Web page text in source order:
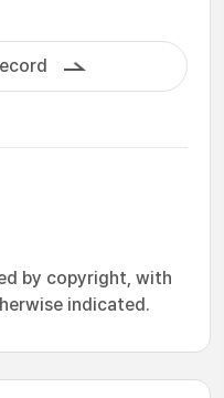
by copyright, with
indicated.